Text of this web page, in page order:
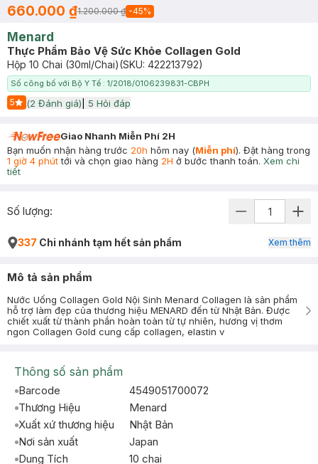
660.000 ₫1.200.000 ₫ -45%
Menard
Thực Phẩm Bảo Vệ Sức Khỏe Collagen Gold
Hộp 10 Chai (30ml/Chai)(SKU: 422213792)
Số công bố với Bộ Y Tế : 1/2018/0106239831-CBPH
5
Start Icon
(2 Đánh giá) 5 Hỏi đáp
Giao Nhanh Miễn Phí 2H
Bạn muốn nhận hàng trước 20h hôm nay (Miễn phí). Đặt hàng trong
1 giờ 4 phúttới và chọn giao hàng 2H ở bước thanh toán. Xem chi
tiết
Số lượng:
337 Chi nhánh tạm hết sản phẩm Xem thêm
Mô tả sản phẩm
Nước Uống Collagen Gold Nội Sinh Menard Collagen là sản phẩm
hỗ trợ làm đẹp của thương hiệu MENARD đến từ Nhật Bản. Được
chiết xuất từ thành phần hoàn toàn từ tự nhiên, hương vị thơm
ngon Collagen Gold cung cấp collagen, elastin v
Thông số sản phẩm
Barcode
4549051700072
Thương Hiệu
Menard
Xuất xứ thương hiệu
Nhật Bản
Nơi sản xuất
Japan
Dung Tích
10 chai